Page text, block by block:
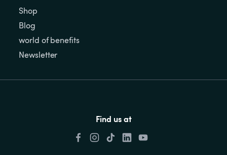
Shop
Blog
world of benefits
Newsletter
Find us at